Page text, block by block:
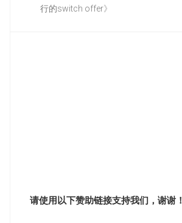
行的switch offer》
请使用以下赞助链接支持我们，谢谢！